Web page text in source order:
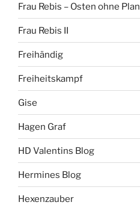
Frau Rebis – Osten ohne Plan
Frau Rebis II
Freihändig
Freiheitskampf
Gise
Hagen Graf
HD Valentins Blog
Hermines Blog
Hexenzauber